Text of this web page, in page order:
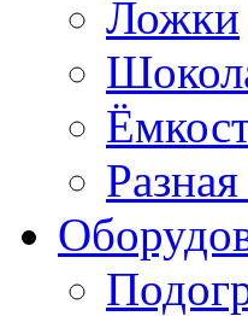
Ложки